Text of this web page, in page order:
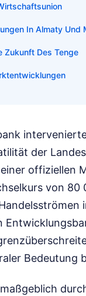
In Almaty Und
Zukunft Des Tenge
der
offiziellen
von 80
Bedeutung